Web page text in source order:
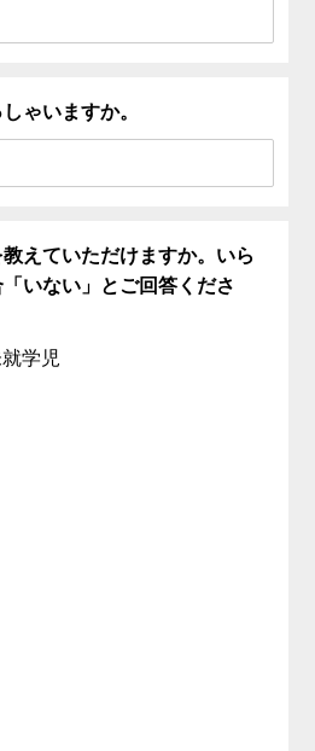
ゃいますか。
えていただけますか。いら
いない」とご回答くださ
学児